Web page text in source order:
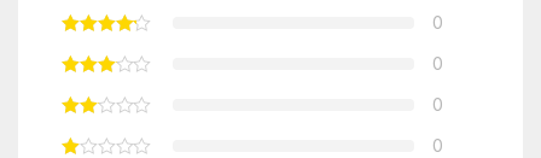
0
0
0
0